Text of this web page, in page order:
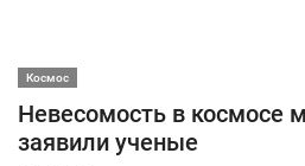
Космос
Невесомость в космосе
заявили ученые